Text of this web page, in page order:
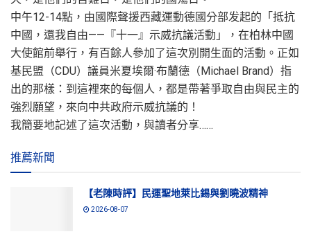
中午12-14點，由國際聲援西藏運動德國分部发起的「抵抗
中國，還我自由——『十一』示威抗議活動」，在柏林中國
大使館前舉行，有百餘人參加了這次別開生面的活動。正如
基民盟（CDU）議員米夏埃爾·布蘭德（Michael Brand）指
出的那樣：到這裡來的每個人，都是帶著爭取自由與民主的
強烈願望，來向中共政府示威抗議的！
我簡要地記述了這次活動，與讀者分享……
推薦新聞
【老陳時評】民運聖地萊比錫與劉曉波精神
2026-08-07